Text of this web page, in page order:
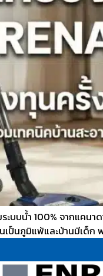
มระบบน้ำ 100% จาก
ป็นภูมิแพ้และบ้านมีเด็